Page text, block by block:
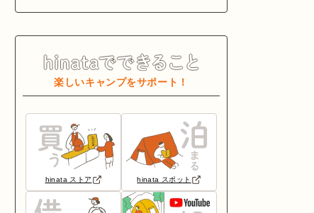
楽しいキャンプをサポート！
hinata ストア hinata スポット